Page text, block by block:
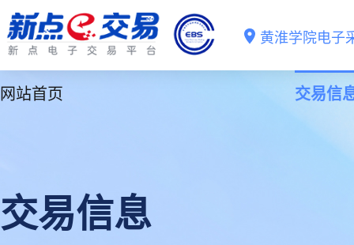
黄淮学院电子
网站首页 交易信
交易信息